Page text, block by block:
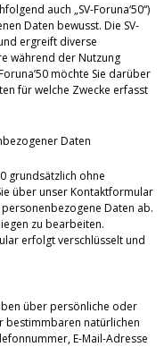
auch „SV-Foruna‘50“)
Daten bewusst. Die SV-
ergreift diverse
während der Nutzung
möchte Sie darüber
für welche Zwecke erfasst
Daten
grundsätzlich ohne
über unser Kontaktformular
Daten ab.
zu bearbeiten.
erfolgt verschlüsselt und
über persönliche oder
bestimmbaren natürlichen
E-Mail-Adresse